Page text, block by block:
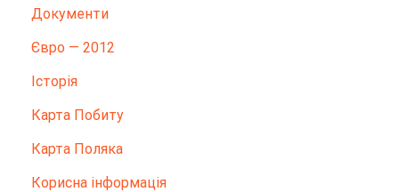
Документи
Євро — 2012
Історія
Карта Побиту
Карта Поляка
Корисна інформація